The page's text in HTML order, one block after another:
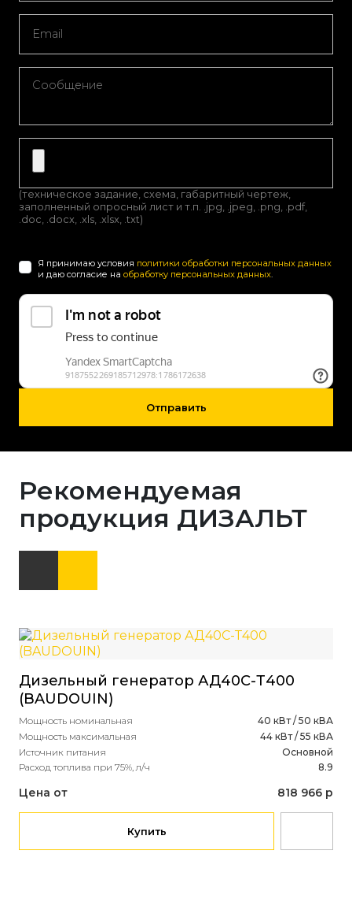
(техническое задание, схема, габаритный чертеж,
заполненный опросный лист и т.п. .jpg, .jpeg, .png, .pdf,
.doc, .docx, .xls, .xlsx, .txt)
Я принимаю условия политики обработки персональных данных
и даю согласие на обработку персональных данных.
Отправить
Рекомендуемая
продукция ДИЗАЛЬТ
Дизельный генератор АД40С-Т400
(BAUDOUIN)
Мощность номинальная
40 кВт / 50 кВА
Мощность максимальная
44 кВт / 55 кВА
Источник питания
Основной
Расход топлива при 75%, л/ч
8.9
Цена от 818 966 р
Купить